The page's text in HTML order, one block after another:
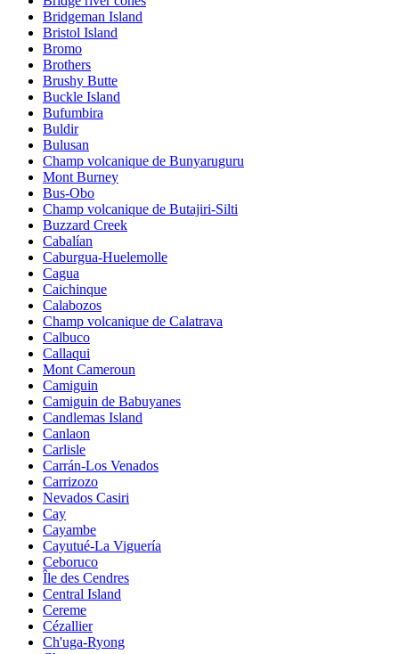
Bridgeman Island
Bristol Island
Bromo
Brothers
Brushy Butte
Buckle Island
Bufumbira
Buldir
Bulusan
Champ volcanique de Bunyaruguru
Mont Burney
Bus-Obo
Champ volcanique de Butajiri-Silti
Buzzard Creek
Cabalían
Caburgua-Huelemolle
Cagua
Caichinque
Calabozos
Champ volcanique de Calatrava
Calbuco
Callaqui
Mont Cameroun
Camiguin
Camiguin de Babuyanes
Candlemas Island
Canlaon
Carlisle
Carrán-Los Venados
Carrizozo
Nevados Casiri
Cay
Cayambe
Cayutué-La Viguería
Ceboruco
Île des Cendres
Central Island
Cereme
Cézallier
Ch'uga-Ryong